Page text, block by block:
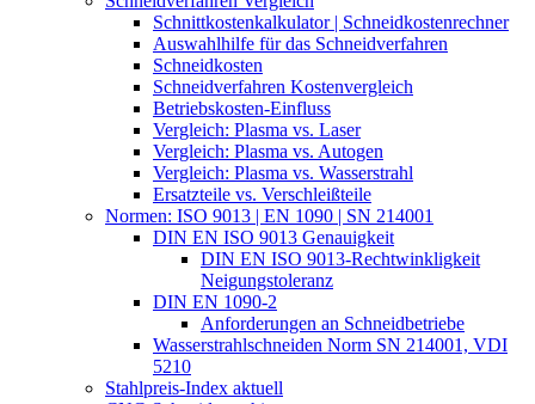
Schnittkostenkalkulator | Schneidkostenrechner
Auswahlhilfe für das Schneidverfahren
Schneidkosten
Schneidverfahren Kostenvergleich
Betriebskosten-Einfluss
Vergleich: Plasma vs. Laser
Vergleich: Plasma vs. Autogen
Vergleich: Plasma vs. Wasserstrahl
Ersatzteile vs. Verschleißteile
Normen: ISO 9013 | EN 1090 | SN 214001
DIN EN ISO 9013 Genauigkeit
DIN EN ISO 9013-Rechtwinkligkeit
Neigungstoleranz
DIN EN 1090-2
Anforderungen an Schneidbetriebe
Wasserstrahlschneiden Norm SN 214001, VDI
5210
Stahlpreis-Index aktuell